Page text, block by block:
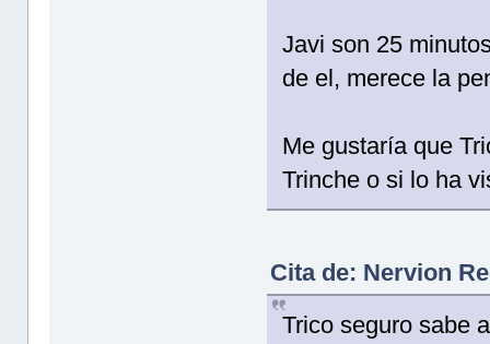
Javi son 25
de el, merece la
Me gustaría que
Trinche o si lo ha
Cita de: Nervion
Trico seguro sabe